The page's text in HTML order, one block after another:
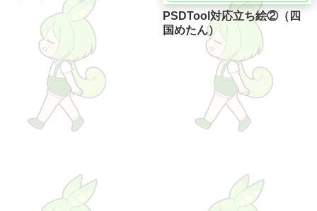
PSDTool対応立ち絵②（四
国めたん）